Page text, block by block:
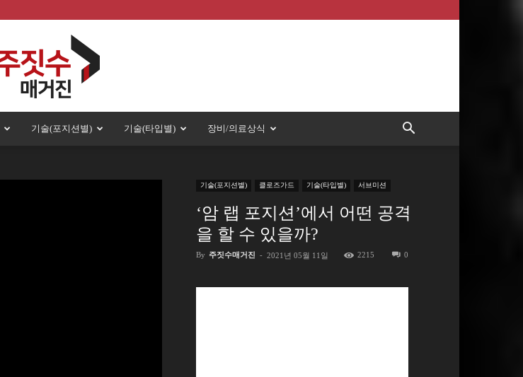
기술(포지션별) 기술(타입별) 장비/의료상식
기술(포지션별) 클로즈가드 기술(타입별) 서브미션
‘암 랩 포지션’에서 어떤 공격
을 할 수 있을까?
By 주짓수매거진 - 2021년 05월 11일 2215 0